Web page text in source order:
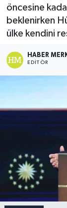
öncesine
beklenirken
ülke kendini
HABER
EDITÖR